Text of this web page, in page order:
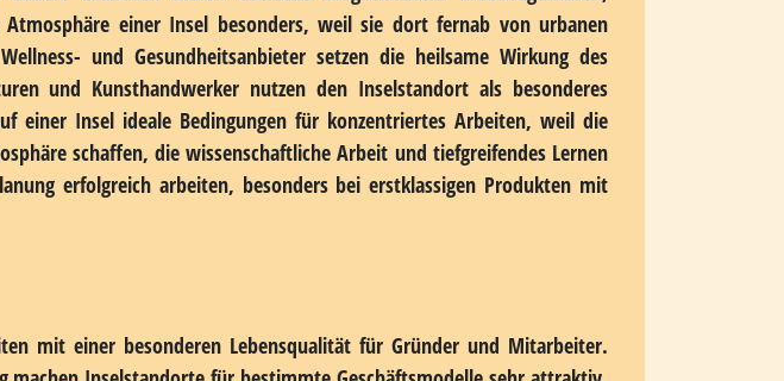
sich, die unternehmerisches Geschick erfordern. Die Infrastruktur ist
kann Lieferketten verkomplizieren. Umso wichtiger wird eine
sollten frühzeitig eine passende Domain kaufen
, die den
Strategie kompensiert die physische Abgeschiedenheit und
machen Videokonferenzen und digitale Zusammenarbeit
Geschäftstätigkeit darstellt.
Insel. Bestimmte Branchen und Geschäftsmodelle passen jedoch
Branchen bieten ebenfalls Möglichkeiten. Kreativagenturen,